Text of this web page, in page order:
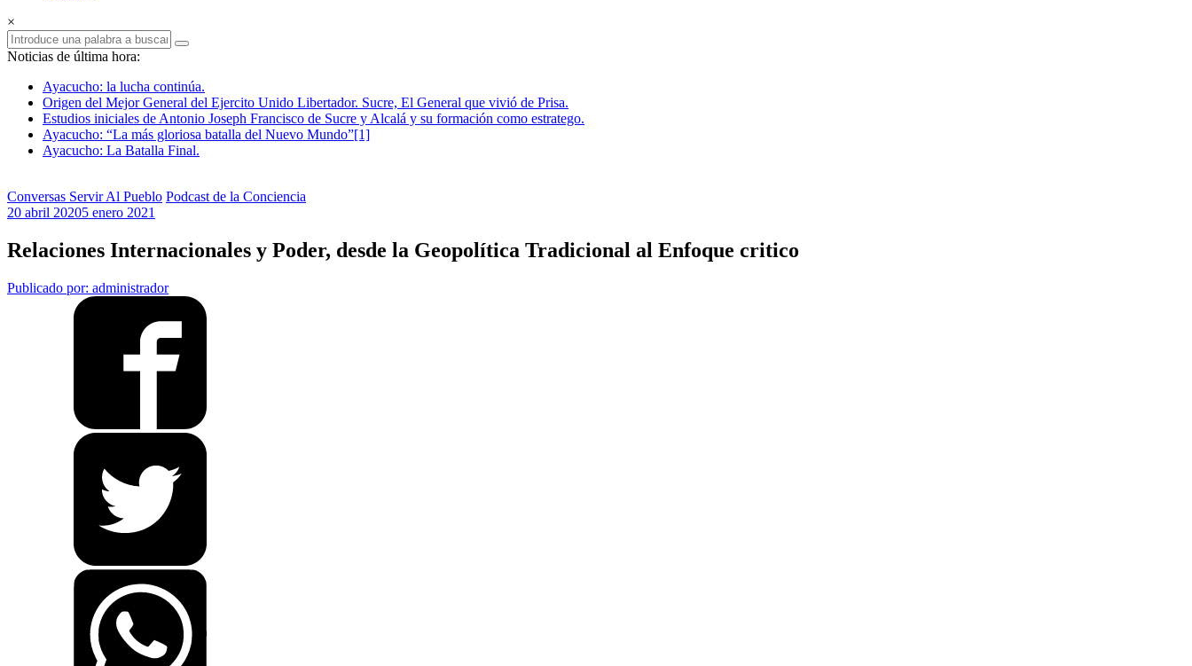
×
Noticias de última hora:
Ayacucho: la lucha continúa.
Origen del Mejor General del Ejercito Unido Libertador. Sucre, El General que vivió de Prisa.
Estudios iniciales de Antonio Joseph Francisco de Sucre y Alcalá y su formación como estratego.
Ayacucho: “La más gloriosa batalla del Nuevo Mundo”[1]
Ayacucho: La Batalla Final.
Conversas Servir Al Pueblo Podcast de la Conciencia
20 abril 20205 enero 2021
Relaciones Internacionales y Poder, desde la Geopolítica Tradicional al Enfoque critico
Publicado por: administrador